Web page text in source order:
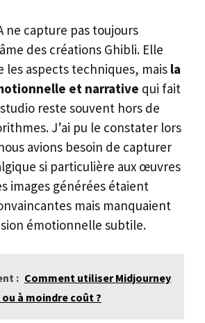
ne capture pas toujours
des créations Ghibli. Elle
les aspects techniques, mais la
et narrative qui fait
reste souvent hors de
J’ai pu le constater lors
avions besoin de capturer
si particulière aux œuvres
images générées étaient
mais manquaient
émotionnelle subtile.
: Comment utiliser Midjourney
à moindre coût ?